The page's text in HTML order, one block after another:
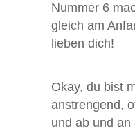
Nummer 6
gleich am
lieben dich!
Okay, du bist
anstrengend,
und ab und